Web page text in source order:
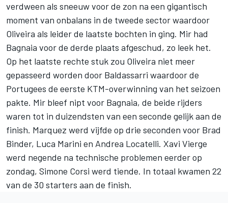
verdween als sneeuw voor de zon na een gigantisch
moment van onbalans in de tweede sector waardoor
Oliveira als leider de laatste bochten in ging. Mir had
Bagnaia voor de derde plaats afgeschud, zo leek het.
Op het laatste rechte stuk zou Oliveira niet meer
gepasseerd worden door Baldassarri waardoor de
Portugees de eerste KTM-overwinning van het seizoen
pakte. Mir bleef nipt voor Bagnaia, de beide rijders
waren tot in duizendsten van een seconde gelijk aan de
finish. Marquez werd vijfde op drie seconden voor Brad
Binder, Luca Marini en Andrea Locatelli. Xavi Vierge
werd negende na technische problemen eerder op
zondag, Simone Corsi werd tiende. In totaal kwamen 22
van de 30 starters aan de finish.